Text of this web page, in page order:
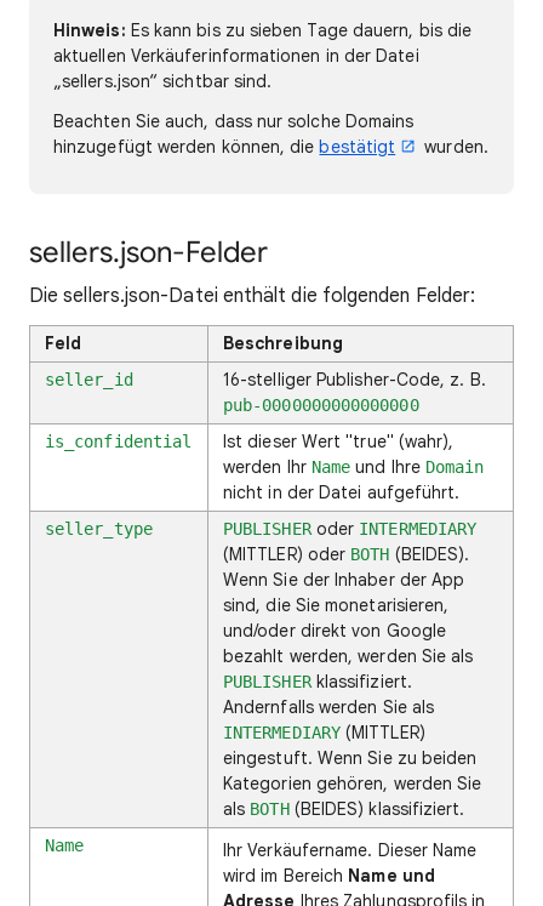
Hinweis: Es kann bis zu sieben Tage dauern, bis die
aktuellen Verkäuferinformationen in der Datei
„sellers.json“ sichtbar sind.
Beachten Sie auch, dass nur solche Domains
hinzugefügt werden können, diebestätigt wurden.
sellers.json-Felder
Die sellers.json-Datei enthält die folgenden Felder:
Feld Beschreibung
seller_id 16-stelliger Publisher-Code, z. B.
pub-0000000000000000
is_confidential
Ist dieser Wert "true" (wahr),
werden Ihr Name und Ihre Domain
nicht in der Datei aufgeführt.
seller_type PUBLISHERoder INTERMEDIARY
(MITTLER) oder BOTH (BEIDES).
Wenn Sie der Inhaber der App
sind, die Sie monetarisieren,
und/oder direkt von Google
bezahlt werden, werden Sie als
PUBLISHERklassifiziert.
Andernfalls werden Sie als
INTERMEDIARY(MITTLER)
eingestuft. Wenn Sie zu beiden
Kategorien gehören, werden Sie
als BOTH(BEIDES) klassifiziert.
Name
Ihr Verkäufername. Dieser Name
wird im Bereich Name und
Adresse Ihres Zahlungsprofils in